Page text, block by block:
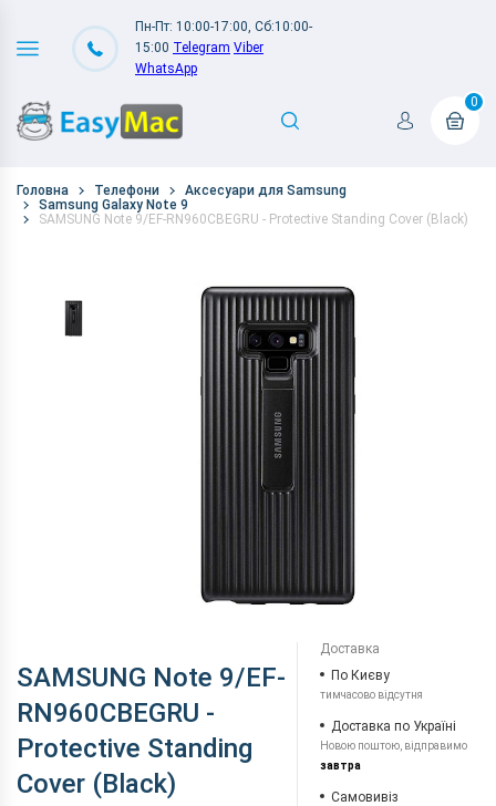
Пн-Пт: 10:00-17:00, Сб:10:00-
15:00 Telegram Viber
WhatsApp
0
Головна Телефони
Аксесуари для Samsung
Samsung Galaxy Note 9
SAMSUNG Note 9/EF-RN960CBEGRU - Protective Standing Cover (Black)
SAMSUNG Note 9/EF-
RN960CBEGRU -
Protective Standing
Cover (Black)
Доставка
По Києву
тимчасово відсутня
Доставка по Україні
Новою поштою, відправимо
завтра
Самовивіз